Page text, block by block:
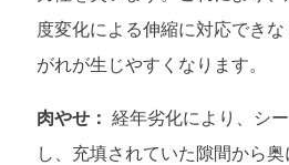
度変化による伸縮に対応でき
がれが生じやすくなります。
肉やせ： 経年劣化により、シ
し、充填されていた隙間から